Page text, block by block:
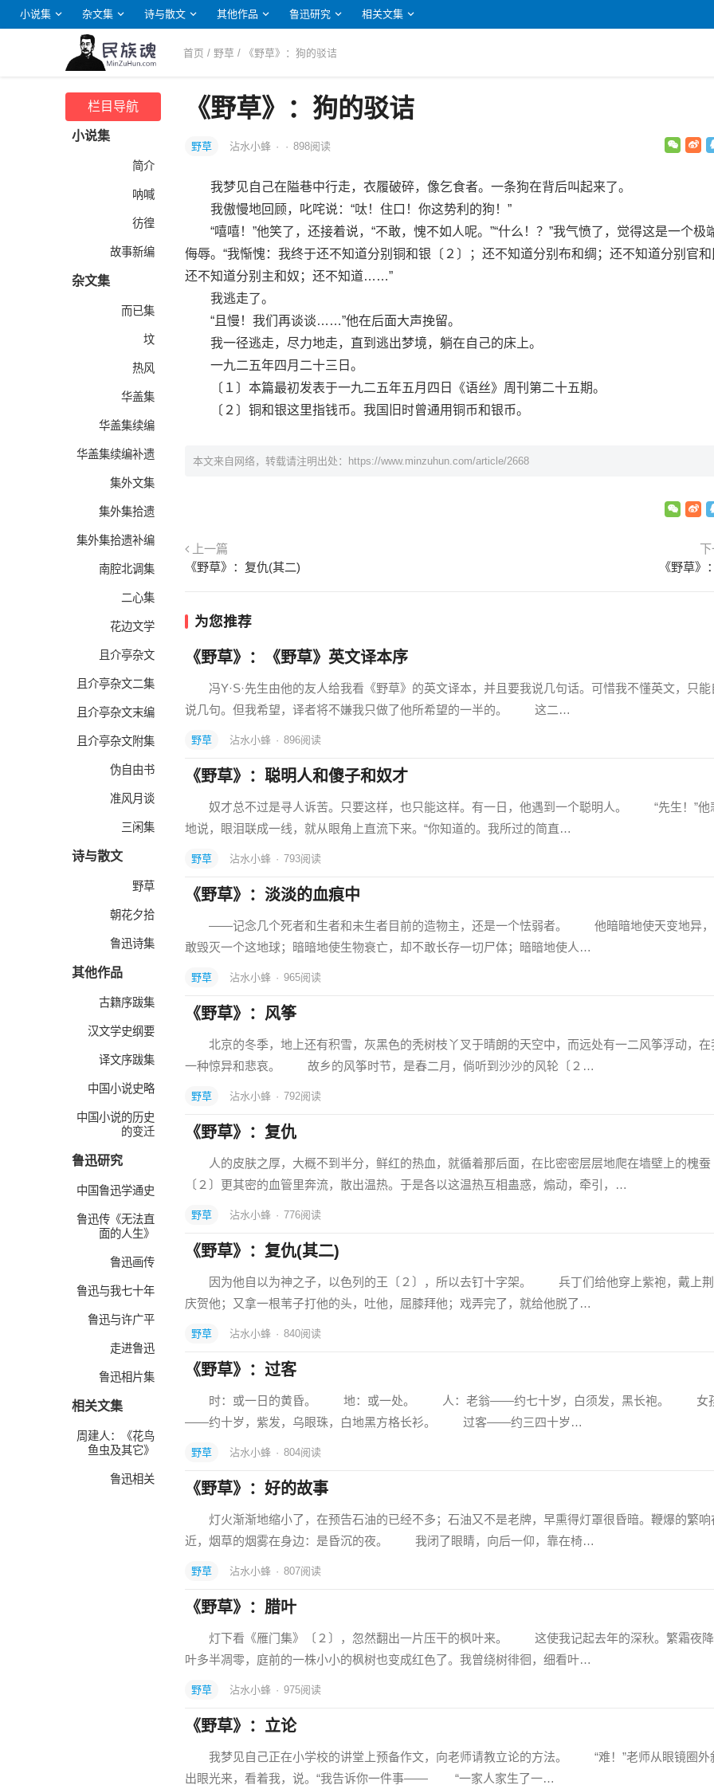
小说集 杂文集 诗与散文 其他作品 鲁迅研究 相关文集
首页 / 野草 / 《野草》：狗的驳诘
栏目导航
小说集
简介
呐喊
彷徨
故事新编
杂文集
而已集
坟
热风
华盖集
华盖集续编
华盖集续编补遗
集外文集
集外集拾遗
集外集拾遗补编
南腔北调集
二心集
花边文学
且介亭杂文
且介亭杂文二集
且介亭杂文末编
且介亭杂文附集
伪自由书
准风月谈
三闲集
诗与散文
野草
朝花夕拾
鲁迅诗集
其他作品
古籍序跋集
汉文学史纲要
译文序跋集
中国小说史略
中国小说的历史
的变迁
鲁迅研究
中国鲁迅学通史
鲁迅传《无法直
面的人生》
鲁迅画传
鲁迅与我七十年
鲁迅与许广平
走进鲁迅
鲁迅相片集
相关文集
周建人：《花鸟
鱼虫及其它》
鲁迅相关
《野草》：狗的驳诘
野草 沾水小蜂 · · 898阅读
我梦见自己在隘巷中行走，衣履破碎，像乞食者。一条狗在背后叫起来了。
我傲慢地回顾，叱咤说：“呔！住口！你这势利的狗！”
“嘻嘻！”他笑了，还接着说，“不敢，愧不如人呢。”“什么！？”我气愤了，觉得这是一个极
侮辱。“我惭愧：我终于还不知道分别铜和银〔２〕；还不知道分别布和绸；还不知道分别官
还不知道分别主和奴；还不知道……”
我逃走了。
“且慢！我们再谈谈……”他在后面大声挽留。
我一径逃走，尽力地走，直到逃出梦境，躺在自己的床上。
一九二五年四月二十三日。
〔１〕本篇最初发表于一九二五年五月四日《语丝》周刊第二十五期。
〔２〕铜和银这里指钱币。我国旧时曾通用铜币和银币。
本文来自网络，转载请注明出处： https://www.minzuhun.com/article/2668
上一篇
《野草》：复仇(其二)
《野草》
为您推荐
《野草》：《野草》英文译本序
冯Y·S·先生由他的友人给我看《野草》的英文译本，并且要我说几句话。可惜我不懂英文，只能
说几句。但我希望，译者将不嫌我只做了他所希望的一半的。 这二…
野草 沾水小蜂 · 896阅读
《野草》：聪明人和傻子和奴才
奴才总不过是寻人诉苦。只要这样，也只能这样。有一日，他遇到一个聪明人。 “先生！”他
地说，眼泪联成一线，就从眼角上直流下来。“你知道的。我所过的简直…
野草 沾水小蜂 · 793阅读
《野草》：淡淡的血痕中
——记念几个死者和生者和未生者目前的造物主，还是一个怯弱者。 他暗暗地使天变地异
敢毁灭一个这地球；暗暗地使生物衰亡，却不敢长存一切尸体；暗暗地使人…
野草 沾水小蜂 · 965阅读
《野草》：风筝
北京的冬季，地上还有积雪，灰黑色的秃树枝丫叉于晴朗的天空中，而远处有一二风筝浮动，在
一种惊异和悲哀。 故乡的风筝时节，是春二月，倘听到沙沙的风轮〔２…
野草 沾水小蜂 · 792阅读
《野草》：复仇
人的皮肤之厚，大概不到半分，鲜红的热血，就循着那后面，在比密密层层地爬在墙壁上的槐蚕
〔２〕更其密的血管里奔流，散出温热。于是各以这温热互相蛊惑，煽动，牵引，…
野草 沾水小蜂 · 776阅读
《野草》：复仇(其二)
因为他自以为神之子，以色列的王〔２〕，所以去钉十字架。 兵丁们给他穿上紫袍，戴上
庆贺他；又拿一根苇子打他的头，吐他，屈膝拜他；戏弄完了，就给他脱了…
野草 沾水小蜂 · 840阅读
《野草》：过客
时：或一日的黄昏。 地：或一处。 人：老翁——约七十岁，白须发，黑长袍。 女
——约十岁，紫发，乌眼珠，白地黑方格长衫。 过客——约三四十岁…
野草 沾水小蜂 · 804阅读
《野草》：好的故事
灯火渐渐地缩小了，在预告石油的已经不多；石油又不是老牌，早熏得灯罩很昏暗。鞭爆的繁响
近，烟草的烟雾在身边：是昏沉的夜。 我闭了眼睛，向后一仰，靠在椅…
野草 沾水小蜂 · 807阅读
《野草》：腊叶
灯下看《雁门集》〔２〕，忽然翻出一片压干的枫叶来。 这使我记起去年的深秋。繁霜夜
叶多半凋零，庭前的一株小小的枫树也变成红色了。我曾绕树徘徊，细看叶…
野草 沾水小蜂 · 975阅读
《野草》：立论
我梦见自己正在小学校的讲堂上预备作文，向老师请教立论的方法。 “难！”老师从眼镜圈外
出眼光来，看着我，说。“我告诉你一件事—— “一家人家生了一…